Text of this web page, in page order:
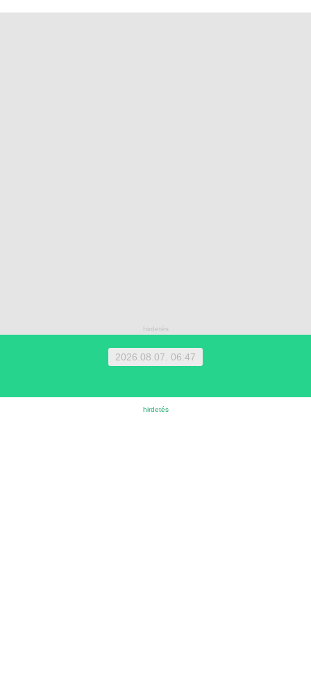
2026.08.07. 06:47